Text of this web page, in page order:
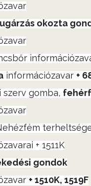
okozta
információzavar +
szerv gomba,
+ 1511K
gondok
+ 1510K, 1519F